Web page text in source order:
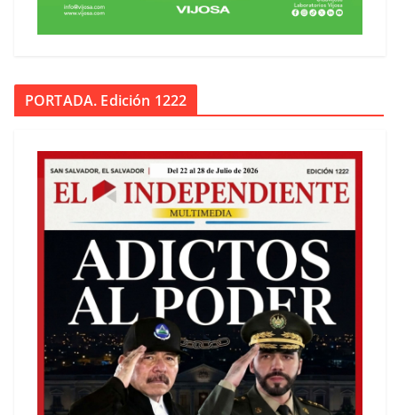
PORTADA. Edición 1222